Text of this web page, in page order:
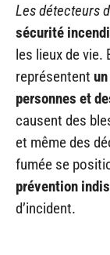
Les détecteurs
sécurité
les lieux de vie.
représentent
personnes et
causent des
et même des
fumée se
prévention
d’incident.